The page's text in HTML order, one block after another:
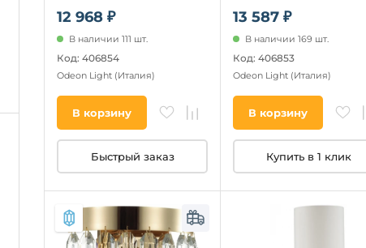
12 968 ₽
В наличии 111 шт.
Код: 406854
Odeon Light (Италия)
В корзину
Быстрый заказ
13 587 ₽
В наличии 169 шт.
Код: 406853
Odeon Light (Италия)
В корзину
Купить в 1 клик